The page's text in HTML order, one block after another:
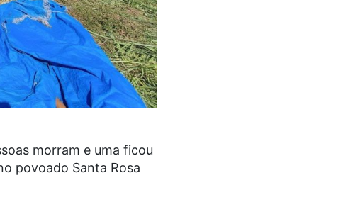
morram e uma ficou
povoado Santa Rosa